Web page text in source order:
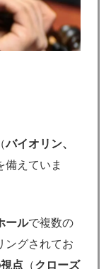
バイオリン、
備えていま
ールで複数の
ングされてお
点 （クローズ